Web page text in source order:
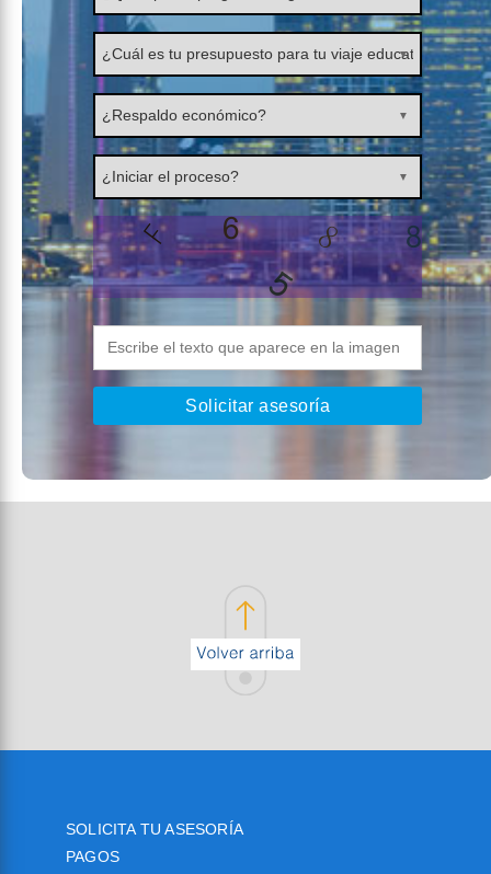
▼
▼
▼
SOLICITA TU ASESORÍA
PAGOS